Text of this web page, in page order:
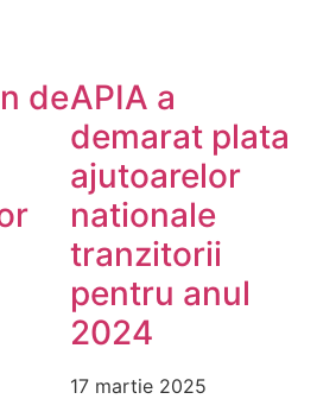
deAPIA a
demarat plata
ajutoarelor
nationale
tranzitorii
pentru anul
2024
17 martie 2025